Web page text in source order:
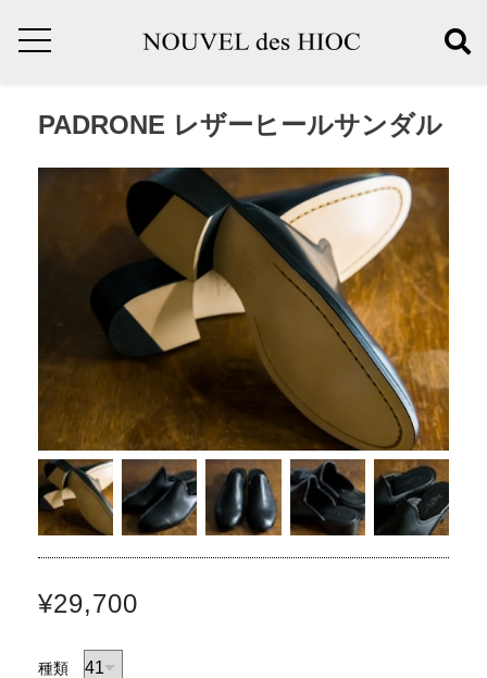
PADRONE レザーヒールサンダル
¥29,700
種類